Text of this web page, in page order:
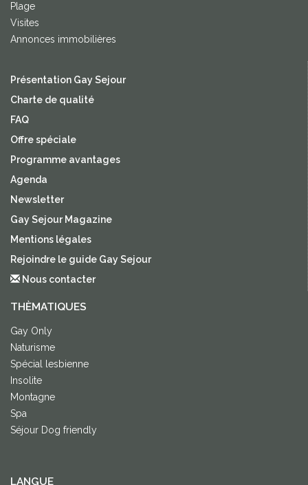
Plage
Visites
Annonces immobilières
Présentation Gay Sejour
Charte de qualité
FAQ
Offre spéciale
Programme avantages
Agenda
Newsletter
Gay Sejour Magazine
Mentions légales
Rejoindre le guide Gay Sejour
Nous contacter
THÈMATIQUES
Gay Only
Naturisme
Spécial lesbienne
Insolite
Montagne
Spa
Séjour Dog friendly
LANGUE